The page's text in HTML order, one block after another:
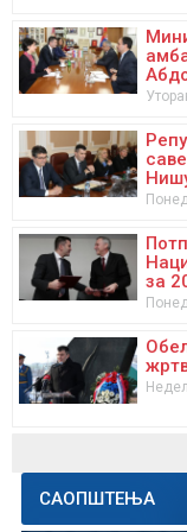
Заштита деце од
Водич кроз права
Родна
Међународна
Републички фонд
Влада Републике
за
САОПШТЕЊА